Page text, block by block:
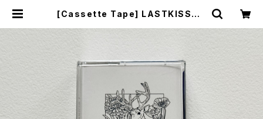
[Cassette Tape] LASTKISSTO